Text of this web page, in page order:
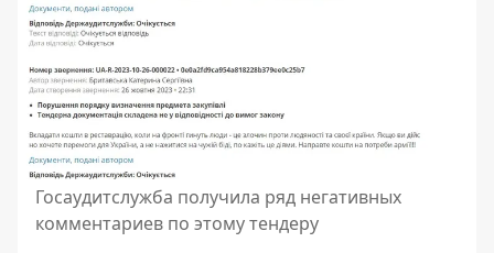
Госаудитслужба получила ряд негативных
комментариев по этому тендеру